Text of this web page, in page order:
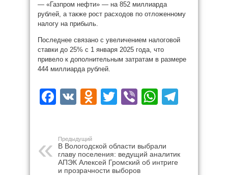
— «Газпром нефти» — на 852 миллиарда
рублей, а также рост расходов по отложенному
налогу на прибыль.
Последнее связано с увеличением налоговой
ставки до 25% с 1 января 2025 года, что
привело к дополнительным затратам в размере
444 миллиарда рублей.
Facebook
VK Odnoklassniki
Twitter
Viber
Предыдущий
В Вологодской области выбрали
главу поселения: ведущий аналитик
АПЭК Алексей Громский об интриге
и прозрачности выборов